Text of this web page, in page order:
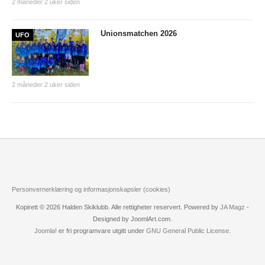
Påmeldingsskjema 2026/2027
SKI
Nyheter
KLUBB
BLI MEDLEM!
2 måneder 2 uker siden
UFO
2 måneder 2 uker siden
Unionsmatchen 2026
Personvernerklæring og informasjonskapsler (cookies)
Kopirett © 2026 Halden Skiklubb. Alle rettigheter reservert. Powered by JA Magz -
Designed by JoomlArt.com.
Joomla! er fri programvare utgitt under GNU General Public License.